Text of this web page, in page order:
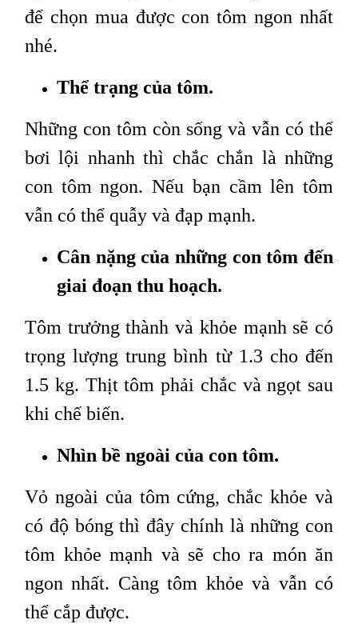
để chọn mua được con tôm ngon nhất
nhé.
Thể trạng của tôm.
Những con tôm còn sống và vẫn có thể
bơi lội nhanh thì chắc chắn là những
con tôm ngon. Nếu bạn cầm lên tôm
vẫn có thể quẫy và đạp mạnh.
Cân nặng của những con tôm đến
giai đoạn thu hoạch.
Tôm trưởng thành và khỏe mạnh sẽ có
trọng lượng trung bình từ 1.3 cho đến
1.5 kg. Thịt tôm phải chắc và ngọt sau
khi chế biến.
Nhìn bề ngoài của con tôm.
Vỏ ngoài của tôm cứng, chắc khỏe và
có độ bóng thì đây chính là những con
tôm khỏe mạnh và sẽ cho ra món ăn
ngon nhất. Càng tôm khỏe và vẫn có
thể cắp được.